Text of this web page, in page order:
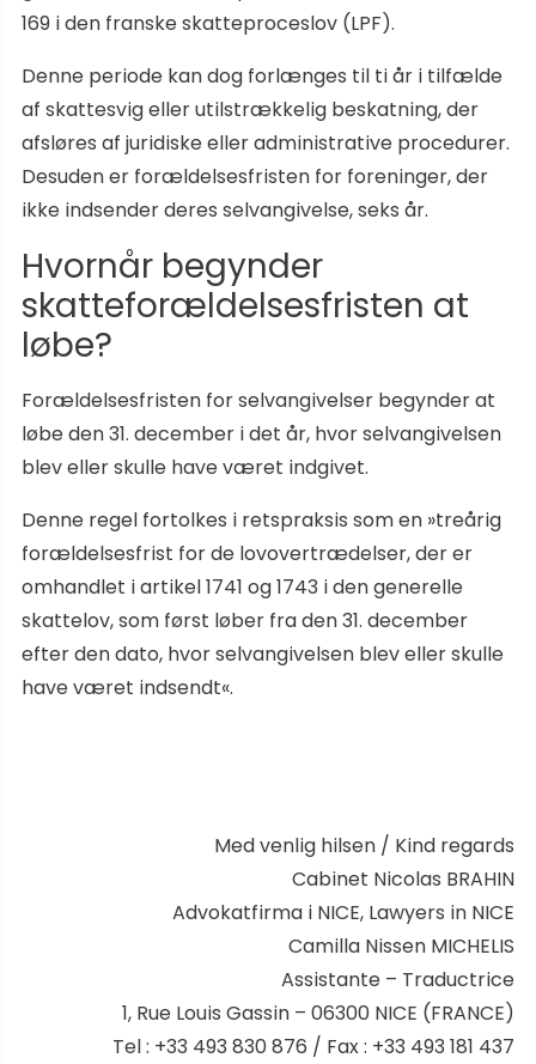
169 i den franske skatteproceslov (LPF).
Denne periode kan dog forlænges til ti år i tilfælde
af skattesvig eller utilstrækkelig beskatning, der
afsløres af juridiske eller administrative procedurer.
Desuden er forældelsesfristen for foreninger, der
ikke indsender deres selvangivelse, seks år.
Hvornår begynder
skatteforældelsesfristen at
løbe?
Forældelsesfristen for selvangivelser begynder at
løbe den 31. december i det år, hvor selvangivelsen
blev eller skulle have været indgivet.
Denne regel fortolkes i retspraksis som en »treårig
forældelsesfrist for de lovovertrædelser, der er
omhandlet i artikel 1741 og 1743 i den generelle
skattelov, som først løber fra den 31. december
efter den dato, hvor selvangivelsen blev eller skulle
have været indsendt«.
Med venlig hilsen / Kind regards
Cabinet Nicolas BRAHIN
Advokatfirma i NICE, Lawyers in NICE
Camilla Nissen MICHELIS
Assistante – Traductrice
1, Rue Louis Gassin – 06300 NICE (FRANCE)
Tel : +33 493 830 876 / Fax : +33 493 181 437